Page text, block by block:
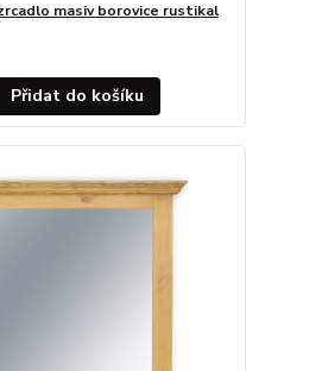
masiv borovice rustikal
Přidat do košíku